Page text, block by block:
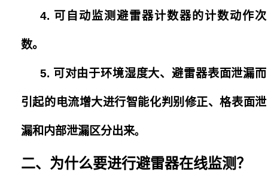
4. 可自动监测避雷器计数器的计数动作次
数。
5. 可对由于环境湿度大、避雷器表面泄漏而
引起的电流增大进行智能化判别修正、格表面泄
漏和内部泄漏区分出来。
二、为什么要进行避雷器在线监测？